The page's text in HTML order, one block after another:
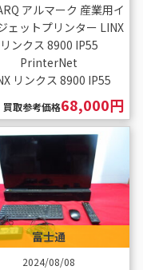
アルマーク 産業用イ
ェットプリンター LINX
リンクス 8900 IP55
PrinterNet
リンクス 8900 IP55
買取参考価格68,000円
富士通
2024/08/08